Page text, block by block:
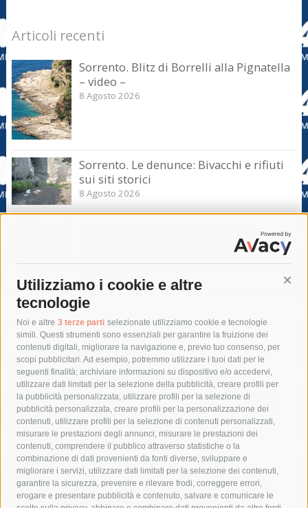
Utilizziamo i cookie e altre
tecnologie
Noi e altre 3 terze parti selezionate utilizziamo cookie e tecnologie
simili. Questi strumenti sono essenziali per garantire la fruizione dei
contenuti digitali, migliorare la navigazione e, previo tuo consenso, per
scopi pubblicitari. Ad esempio, potremmo utilizzare i tuoi dati per le
seguenti finalità: archiviare informazioni su dispositivo e/o accedervi,
utilizzare dati limitati per la selezione della pubblicità, creare profili per
la pubblicità personalizzata, utilizzare profili per la selezione di
pubblicità personalizzata, creare profili per la personalizzazione dei
contenuti, utilizzare profili per la selezione di contenuti personalizzati,
misurare le prestazioni degli annunci, misurare le prestazioni dei
contenuti, comprendere il pubblico attraverso statistiche o la
combinazione di dati provenienti da fonti diverse, sviluppare e
migliorare i servizi, utilizzare dati limitati per la selezione dei contenuti,
garantire la sicurezza, prevenire e rilevare frodi, correggere errori,
erogare e presentare pubblicità e contenuto, salvare e comunicare le
Articoli recenti
Sorrento. Blitz di Borrelli alla Pignatella
– video –
8 Agosto 2026
Sorrento. Le denunce: Bivacchi e rifiuti
sui siti storici
8 Agosto 2026
Nostra”, odio social contro la giunta.
Ipotesi denuncia
Tag
acqua allerta meteo
anas
area marina protetta di punta campanella
arresto
Asl Napoli 3 sud
capitaneria di porto capri
carabinieri
castellammare di stabia
circumvesuviana
comune di sorrento
concerto
contagi
costiera amalfitana
covid-19 eav
elezioni
fondazione sorrento
gori guardia costiera
incidente
lavori
lorenzo balducelli mare massa lubrense